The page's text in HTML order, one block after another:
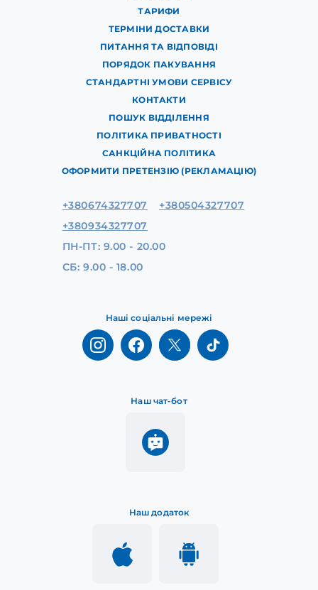
ТАРИФИ
ТЕРМІНИ ДОСТАВКИ
ПИТАННЯ ТА ВІДПОВІДІ
ПОРЯДОК ПАКУВАННЯ
СТАНДАРТНІ УМОВИ СЕРВІСУ
КОНТАКТИ
ПОШУК ВІДДІЛЕННЯ
ПОЛІТИКА ПРИВАТНОСТІ
САНКЦІЙНА ПОЛІТИКА
ОФОРМИТИ ПРЕТЕНЗІЮ (РЕКЛАМАЦІЮ)
Наш додаток
Наш чат-бот
Наші соціальні мережі
+380674327707
+380504327707
+380934327707
ПН-ПТ: 9.00 - 20.00
СБ: 9.00 - 18.00